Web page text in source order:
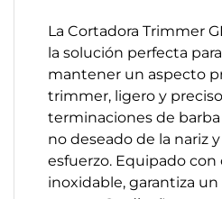
La Cortadora Trimmer
la solución perfecta
mantener un aspecto
trimmer, ligero y
terminaciones de
no deseado de la nariz
esfuerzo. Equipado con
inoxidable, garantiza